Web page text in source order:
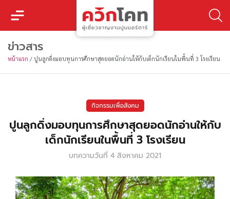
ข่าวสาร
หน้าแรก / ปูนลูกดิ่งมอบทุนการศึกษาสุดยอดนักอ่านให้กับเด็กนักเรียนในพื้นที่ 3 โรงเรียน
กิจกรรมเพื่อสังคม
ปูนลูกดิ่งมอบทุนการศึกษาสุดยอดนักอ่านให้กับ
เด็กนักเรียนในพื้นที่ 3 โรงเรียน
บทความวันที่ 4 สิงหาคม 2021